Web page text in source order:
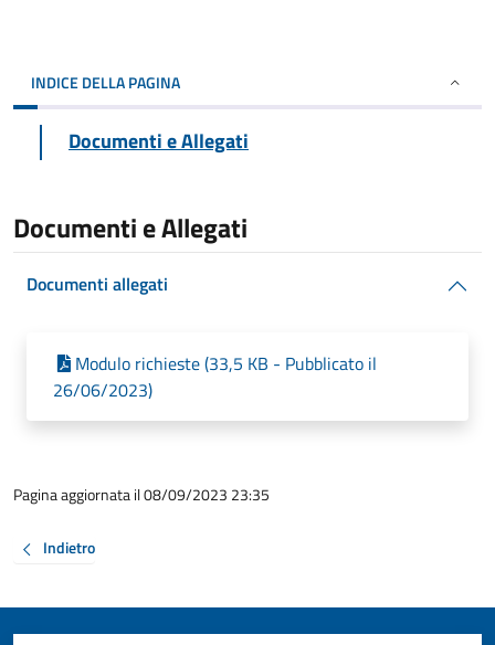
INDICE DELLA PAGINA
Documenti e Allegati
Documenti e Allegati
Documenti allegati
Modulo richieste (33,5 KB - Pubblicato il
26/06/2023)
Pagina aggiornata il 08/09/2023 23:35
Indietro